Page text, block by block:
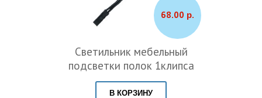
68.00 р.
Светильник мебельный
подсветки полок 1клипса
В КОРЗИНУ